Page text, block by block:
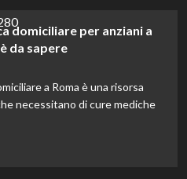
domiciliare per anziani a
da sapere
a Roma è una risorsa
necessitano di cure mediche